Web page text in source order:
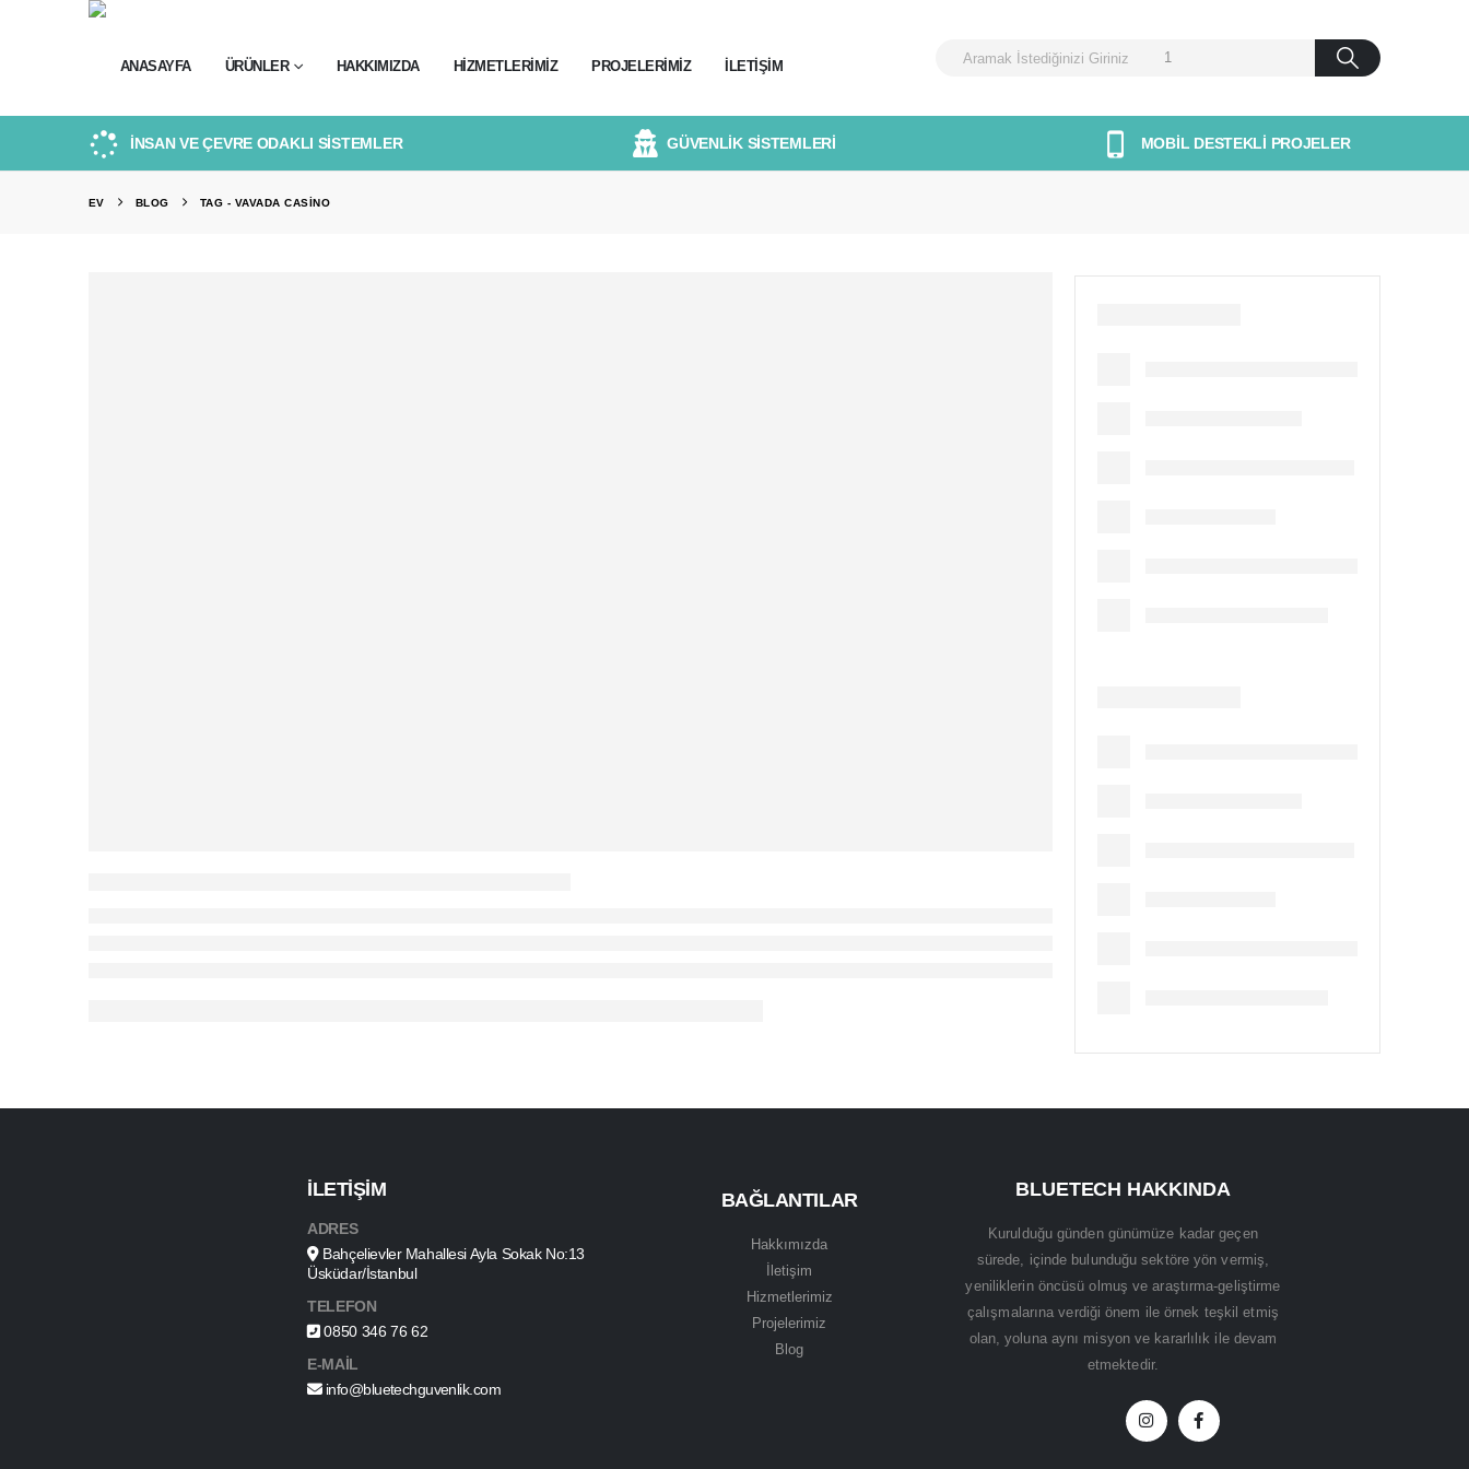
ANASAYFA ÜRÜNLER HAKKIMIZDA HIZMETLERIMIZ PROJELERIMIZ İLETIŞIM
İNSAN VE ÇEVRE ODAKLI SİSTEMLER GÜVENLİK SİSTEMLERİ MOBİL DESTEKLİ PROJELER
EV BLOG TAG - VAVADA CASINO
İLETİŞİM
ADRES
Bahçelievler Mahallesi Ayla Sokak No:13
Üsküdar/İstanbul
TELEFON
0850 346 76 62
E-MAİL
info@bluetechguvenlik.com
BAĞLANTILAR
Hakkımızda
İletişim
Hizmetlerimiz
Projelerimiz
Blog
BLUETECH HAKKINDA
Kurulduğu günden günümüze kadar geçen
sürede, içinde bulunduğu sektöre yön vermiş,
yeniliklerin öncüsü olmuş ve araştırma-geliştirme
çalışmalarına verdiği önem ile örnek teşkil etmiş
olan, yoluna aynı misyon ve kararlılık ile devam
etmektedir.